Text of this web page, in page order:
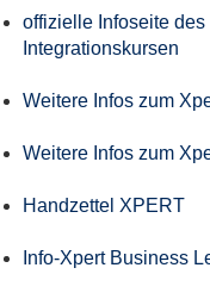
offizielle Infoseite
Integrationskursen
Weitere Infos zum
Weitere Infos zum
Handzettel XPERT
Info-Xpert Business